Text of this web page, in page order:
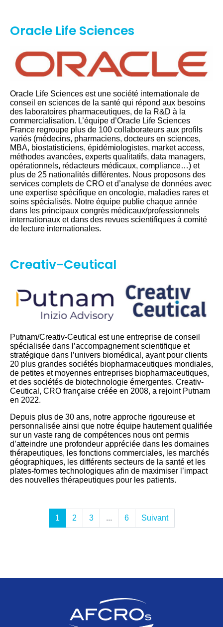
Oracle Life Sciences
Oracle Life Sciences est une société internationale de
conseil en sciences de la santé qui répond aux besoins
des laboratoires pharmaceutiques, de la R&D à la
commercialisation. L’équipe d’Oracle Life Sciences
France regroupe plus de 100 collaborateurs aux profils
variés (médecins, pharmaciens, docteurs en sciences,
MBA, biostatisticiens, épidémiologistes, market access,
méthodes avancées, experts qualitatifs, data managers,
opérationnels, rédacteurs médicaux, compliance…) et
plus de 25 nationalités différentes. Nous proposons des
services complets de CRO et d’analyse de données avec
une expertise spécifique en oncologie, maladies rares et
soins spécialisés. Notre équipe publie chaque année
dans les principaux congrès médicaux/professionnels
internationaux et dans des revues scientifiques à comité
de lecture internationales.
Creativ-Ceutical
Putnam/Creativ-Ceutical est une entreprise de conseil
spécialisée dans l’accompagnement scientifique et
stratégique dans l’univers biomédical, ayant pour clients
20 plus grandes sociétés biopharmaceutiques mondiales,
de petites et moyennes entreprises biopharmaceutiques,
et des sociétés de biotechnologie émergentes. Creativ-
Ceutical, CRO française créée en 2008, a rejoint Putnam
en 2022.
Depuis plus de 30 ans, notre approche rigoureuse et
personnalisée ainsi que notre équipe hautement qualifiée
sur un vaste rang de compétences nous ont permis
d’atteindre une profondeur appréciée dans les domaines
thérapeutiques, les fonctions commerciales, les marchés
géographiques, les différents secteurs de la santé et les
plates-formes technologiques afin de maximiser l’impact
des nouvelles thérapeutiques pour les patients.
1 2 3 ... 6 Suivant